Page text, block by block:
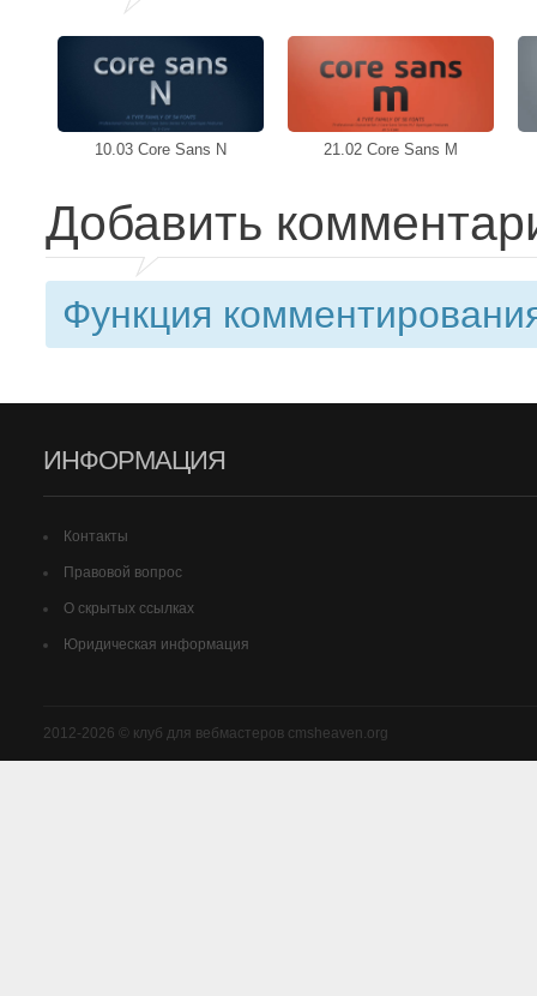
10.03 Core Sans N 21.02 Core Sans M
Добавить
Функция
ИНФОРМАЦИЯ
Контакты
Правовой вопрос
О скрытых ссылках
Юридическая информация
2012-2026 © клуб для вебмастеров cmsheaven.org